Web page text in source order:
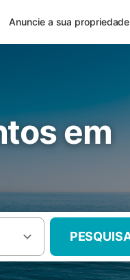
Anuncie a sua propriedade
em